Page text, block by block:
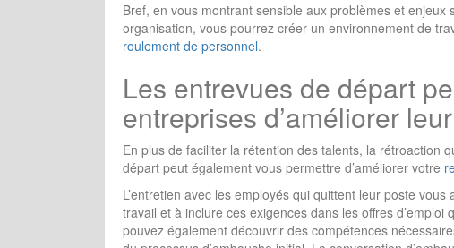
Bref, en vous montrant sensible aux problèmes et
organisation, vous pourrez créer un environnement de
roulement de personnel.
Les entrevues de départ
entreprises d’améliorer
En plus de faciliter la rétention des talents, la rétroaction
départ peut également vous permettre d’améliorer votre
L’entretien avec les employés qui quittent leur poste
travail et à inclure ces exigences dans les offres
pouvez également découvrir des compétences